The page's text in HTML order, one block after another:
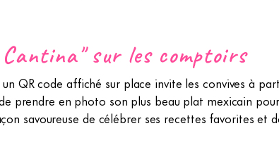
sur les comptoirs
QR code affiché sur place invite les convives à
prendre en photo son plus beau plat mexicain
savoureuse de célébrer ses recettes favorites et